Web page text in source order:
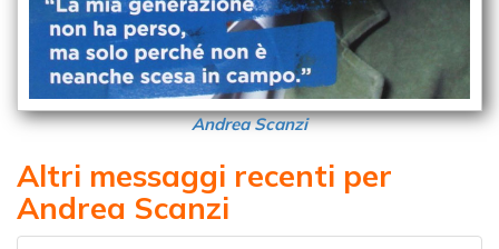
Andrea Scanzi
Altri messaggi recenti per
Andrea Scanzi